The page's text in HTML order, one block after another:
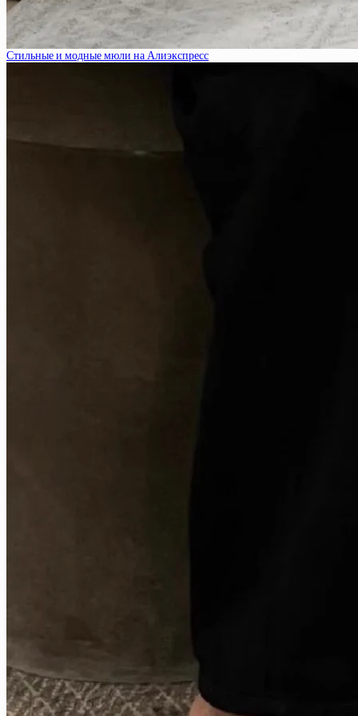
Стильные и модные мюли на Алиэкспресс